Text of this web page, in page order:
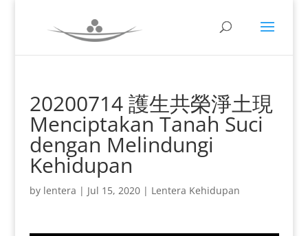
20200714 護生共榮淨土現
Menciptakan Tanah Suci
dengan Melindungi
Kehidupan
by lentera | Jul 15, 2020| Lentera Kehidupan